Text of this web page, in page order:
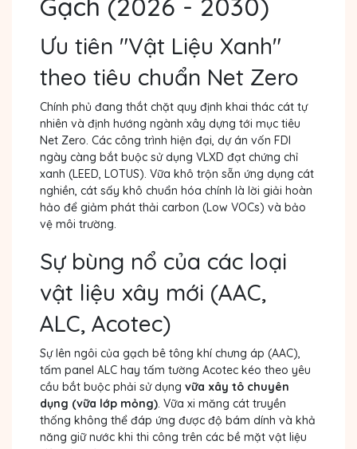
Gạch (2026 - 2030)
Ưu tiên "Vật Liệu Xanh"
theo tiêu chuẩn Net Zero
Chính phủ đang thắt chặt quy định khai thác cát tự
nhiên và định hướng ngành xây dựng tới mục tiêu
Net Zero. Các công trình hiện đại, dự án vốn FDI
ngày càng bắt buộc sử dụng VLXD đạt chứng chỉ
xanh (LEED, LOTUS). Vữa khô trộn sẵn ứng dụng cát
nghiền, cát sấy khô chuẩn hóa chính là lời giải hoàn
hảo để giảm phát thải carbon (Low VOCs) và bảo
vệ môi trường.
Sự bùng nổ của các loại
vật liệu xây mới (AAC,
ALC, Acotec)
Sự lên ngôi của gạch bê tông khí chưng áp (AAC),
tấm panel ALC hay tấm tường Acotec kéo theo yêu
cầu bắt buộc phải sử dụng vữa xây tô chuyên
dụng (vữa lớp mỏng). Vữa xi măng cát truyền
thống không thể đáp ứng được độ bám dính và khả
năng giữ nước khi thi công trên các bề mặt vật liệu